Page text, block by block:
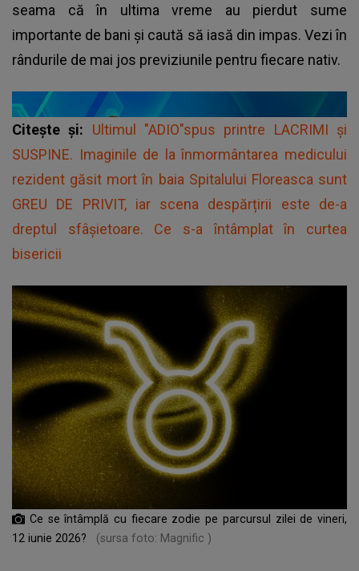
seama că în ultima vreme au pierdut sume
importante de bani și caută să iasă din impas. Vezi în
rândurile de mai jos previziunile pentru fiecare nativ.
Citește și: Ultimul "ADIO"spus printre LACRIMI și
SUSPINE. Imaginile de la înmormântarea medicului
rezident găsit mort în baia Spitalului Floreasca sunt
GREU DE PRIVIT, iar scena despărțirii este de-a
dreptul sfâșietoare. Ce s-a întâmplat în curtea
bisericii
Ce se întâmplă cu fiecare zodie pe parcursul zilei de vineri,
12 iunie 2026?
(sursa foto: Magnific )